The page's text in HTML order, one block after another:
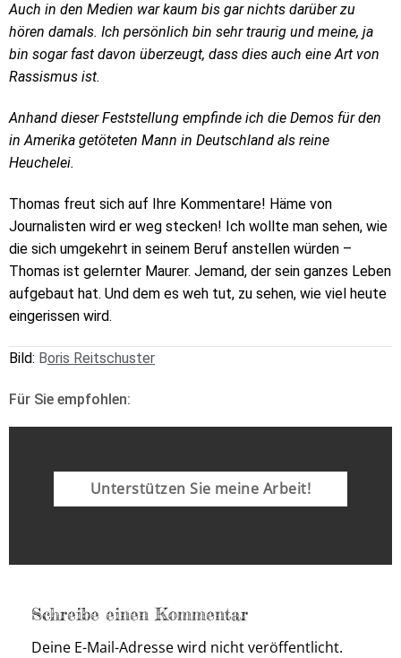
Auch in den Medien war kaum bis gar nichts darüber zu
hören damals. Ich persönlich bin sehr traurig und meine, ja
bin sogar fast davon überzeugt, dass dies auch eine Art von
Rassismus ist.
Anhand dieser Feststellung empfinde ich die Demos für den
in Amerika getöteten Mann in Deutschland als reine
Heuchelei.
Thomas freut sich auf Ihre Kommentare! Häme von
Journalisten wird er weg stecken! Ich wollte man sehen, wie
die sich umgekehrt in seinem Beruf anstellen würden –
Thomas ist gelernter Maurer. Jemand, der sein ganzes Leben
aufgebaut hat. Und dem es weh tut, zu sehen, wie viel heute
eingerissen wird.
Bild: Boris Reitschuster
Für Sie empfohlen:
Unterstützen Sie meine Arbeit!
Schreibe einen Kommentar
Deine E-Mail-Adresse wird nicht veröffentlicht.